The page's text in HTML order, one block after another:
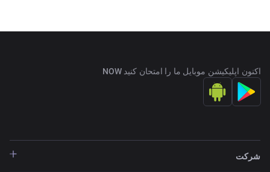
اکنون اپلیکیشن موبایل ما را امتحان کنید NOW
شرکت